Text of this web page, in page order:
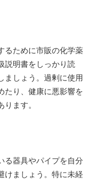
るために市販の化学薬
説明書をしっかり読
ましょう。過剰に使用
たり、健康に悪影響を
ります。
る器具やパイプを自分
けましょう。特に未経